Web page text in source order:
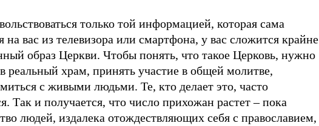
только той информацией, которая сама
на вас из телевизора или смартфона, у вас сложится крайне
образ Церкви. Чтобы понять, что такое Церковь, нужно
реальный храм, принять участие в общей молитве,
с живыми людьми. Те, кто делает это, часто
Так и получается, что число прихожан растет – пока
людей, издалека отождествляющих себя с православием,